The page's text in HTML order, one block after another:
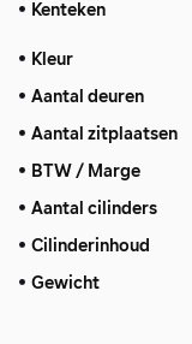
Kenteken
Kleur
Aantal deuren
Aantal zitplaatsen
BTW / Marge
Aantal cilinders
Cilinderinhoud
Gewicht